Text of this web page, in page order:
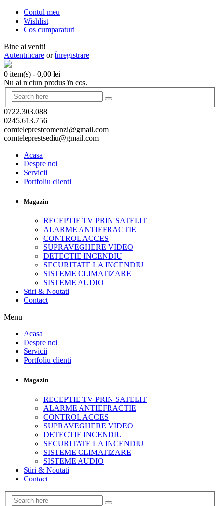
Contul meu
Wishlist
Cos cumparaturi
Bine ai venit!
Autentificare orÎnregistrare
0 item(s) - 0,00 lei
Nu ai niciun produs în coș.
0722.303.088
0245.613.756
comteleprestcomenzi@gmail.com
comteleprestsediu@gmail.com
Acasa
Despre noi
Servicii
Portfoliu clienti
Magazin
RECEPTIE TV PRIN SATELIT
ALARME ANTIEFRACTIE
CONTROL ACCES
SUPRAVEGHERE VIDEO
DETECTIE INCENDIU
SECURITATE LA INCENDIU
SISTEME CLIMATIZARE
SISTEME AUDIO
Stiri & Noutati
Contact
Menu
Acasa
Despre noi
Servicii
Portfoliu clienti
Magazin
RECEPTIE TV PRIN SATELIT
ALARME ANTIEFRACTIE
CONTROL ACCES
SUPRAVEGHERE VIDEO
DETECTIE INCENDIU
SECURITATE LA INCENDIU
SISTEME CLIMATIZARE
SISTEME AUDIO
Stiri & Noutati
Contact